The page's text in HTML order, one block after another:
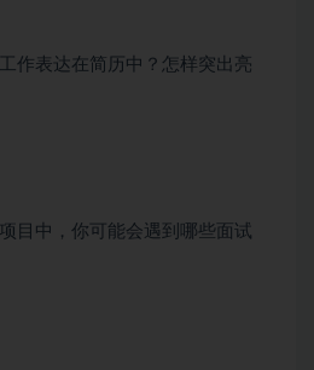
作表达在简历中？怎样突出亮
目中，你可能会遇到哪些面试